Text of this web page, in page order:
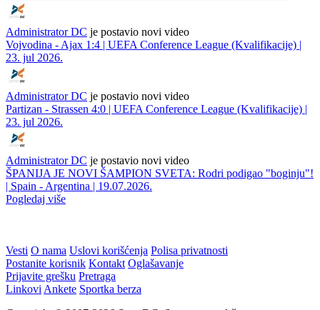
Administrator DC je postavio novi video
Vojvodina - Ajax 1:4 | UEFA Conference League (Kvalifikacije) |
23. jul 2026.
Administrator DC je postavio novi video
Partizan - Strassen 4:0 | UEFA Conference League (Kvalifikacije) |
23. jul 2026.
Administrator DC je postavio novi video
ŠPANIJA JE NOVI ŠAMPION SVETA: Rodri podigao "boginju"!
| Spain - Argentina | 19.07.2026.
Pogledaj više
Vesti O nama Uslovi korišćenja Polisa privatnosti
Postanite korisnik Kontakt Oglašavanje
Prijavite grešku Pretraga
Linkovi Ankete Sportka berza